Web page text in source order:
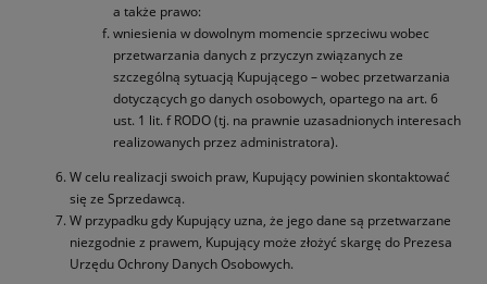
a także prawo:
wniesienia w dowolnym momencie sprzeciwu wobec
przetwarzania danych z przyczyn związanych ze
szczególną sytuacją Kupującego – wobec przetwarzania
dotyczących go danych osobowych, opartego na art. 6
ust. 1 lit. f RODO (tj. na prawnie uzasadnionych interesach
realizowanych przez administratora).
W celu realizacji swoich praw, Kupujący powinien skontaktować
się ze Sprzedawcą.
W przypadku gdy Kupujący uzna, że jego dane są przetwarzane
niezgodnie z prawem, Kupujący może złożyć skargę do Prezesa
Urzędu Ochrony Danych Osobowych.